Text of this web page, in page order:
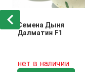
Семена Дыня
Далматин F1
нет в наличии